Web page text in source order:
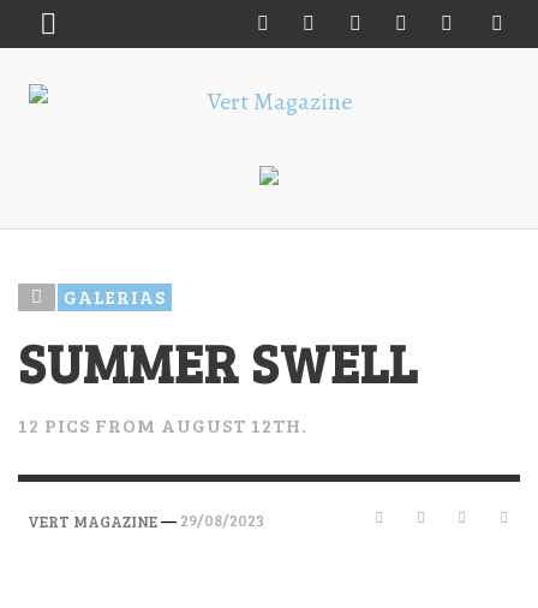
GALERIAS
SUMMER SWELL
12 PICS FROM AUGUST 12TH.
VERT MAGAZINE— 29/08/2023